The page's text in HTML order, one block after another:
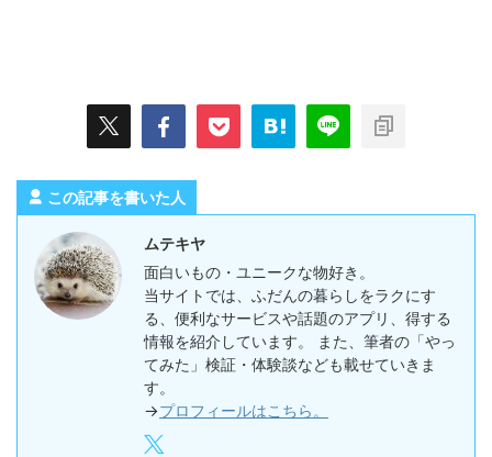
この記事を書いた人
ムテキヤ
面白いもの・ユニークな物好き。
当サイトでは、ふだんの暮らしをラクにす
る、便利なサービスや話題のアプリ、得する
情報を紹介しています。 また、筆者の「やっ
てみた」検証・体験談なども載せていきま
す。
→プロフィールはこちら。